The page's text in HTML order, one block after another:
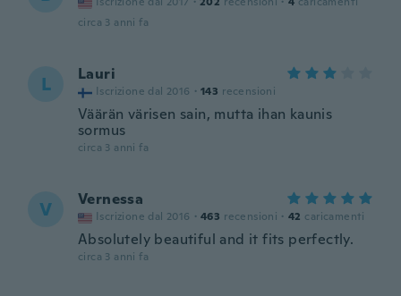
circa 3 anni fa
L Lauri
Iscrizione dal 2016 · 143 recensioni
Väärän värisen sain, mutta ihan kaunis
sormus
circa 3 anni fa
V Vernessa
Iscrizione dal 2016 · 463 recensioni · 42 caricamenti
Absolutely beautiful and it fits perfectly.
circa 3 anni fa